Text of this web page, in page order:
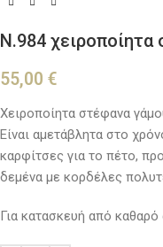
Ν.984
55,00 €
Χειροποίητα στέφανα
Είναι αμετάβλητα στο
καρφίτσες για το πέτο,
δεμένα με κορδέλες
Για κατασκευή από καθαρό